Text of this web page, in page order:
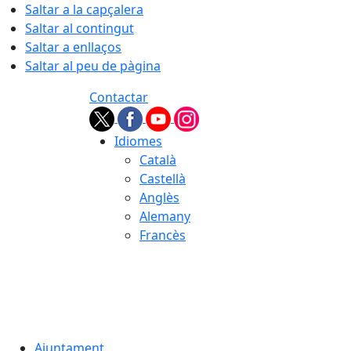
Saltar a la capçalera
Saltar al contingut
Saltar a enllaços
Saltar al peu de pàgina
Contactar
Idiomes
Català
Castellà
Anglès
Alemany
Francès